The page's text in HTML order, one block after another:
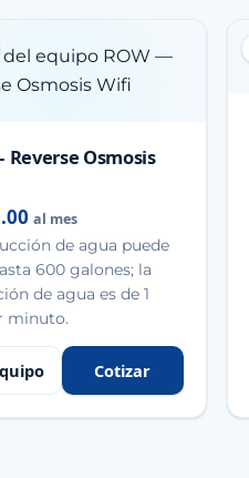
Reverse Osmosis
al mes
de agua puede
600 galones; la
de agua es de 1
minuto.
Cotizar